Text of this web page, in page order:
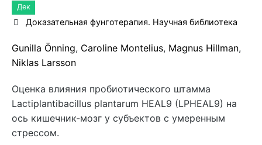
Дек
Доказательная фунготерапия. Научная библиотека
Gunilla Önning, Caroline Montelius, Magnus Hillman,
Niklas Larsson
Оценка влияния пробиотического штамма
Lactiplantibacillus plantarum HEAL9 (LPHEAL9) на
ось кишечник-мозг у субъектов с умеренным
стрессом.